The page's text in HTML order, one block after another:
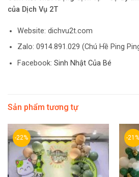
của Dịch Vụ 2T
Website: dichvu2t.com
Zalo: 0914.891.029 (Chú Hề Ping
Facebook: Sinh Nhật Của Bé
Sản phẩm tương tự
-22% -21%